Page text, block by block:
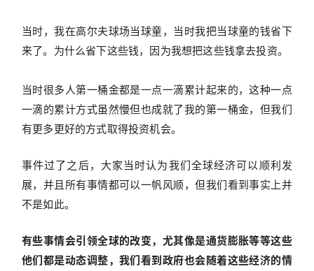
当时，我在高尔夫球场当球童，当时我把当球童的钱省下
来了。为什么省下这些钱，因为我想把这些钱拿去投资。
当时很多人第一桶金都是一点一滴累计起来的，这种一点
一滴的累计方式虽然慢但也成就了我的第一桶金，但我们
有更多更好的方式取得投资机会。
事件过了之后，大家当时认为我们全球经济可以顺利发
展，并且所有事情都可以一帆风顺，但我们看到事实上并
不是如此。
有些事情会引领全球的改变，尤其像是通货膨胀等等这些
他们都是动态调整，我们看到政府也会随着这些经济的情